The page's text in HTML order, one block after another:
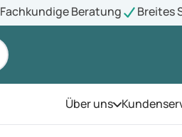
Fachkundige Beratung Breites
Über unsÖffnen Sie